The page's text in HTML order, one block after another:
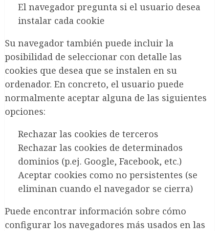
El navegador pregunta si el usuario desea
instalar cada cookie
Su navegador también puede incluir la
posibilidad de seleccionar con detalle las
cookies que desea que se instalen en su
ordenador. En concreto, el usuario puede
normalmente aceptar alguna de las siguientes
opciones:
Rechazar las cookies de terceros
Rechazar las cookies de determinados
dominios (p.ej. Google, Facebook, etc.)
Aceptar cookies como no persistentes (se
eliminan cuando el navegador se cierra)
Puede encontrar información sobre cómo
configurar los navegadores más usados en las